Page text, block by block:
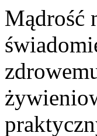
Mądrość